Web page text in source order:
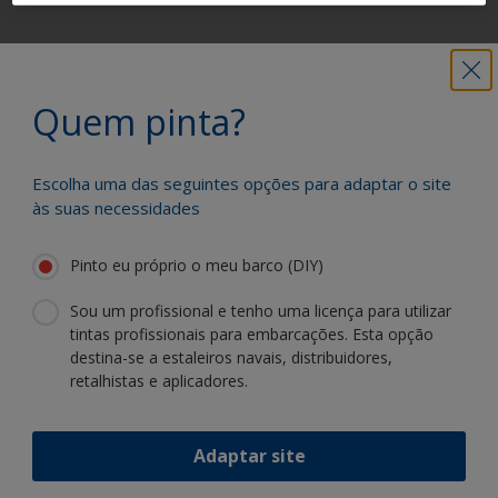
Quem pinta?
Escolha uma das seguintes opções para adaptar o site
às suas necessidades
Pinto eu próprio o meu barco (DIY)
Sou um profissional e tenho uma licença para utilizar
tintas profissionais para embarcações. Esta opção
destina-se a estaleiros navais, distribuidores,
retalhistas e aplicadores.
Adaptar site
Obtenha todo o apoio de que necessita
Beneficie da nossa inovação contínua e
especialização científica
Siga a International: